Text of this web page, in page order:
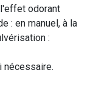
odorant
: en manuel, à la
:
nécessaire.